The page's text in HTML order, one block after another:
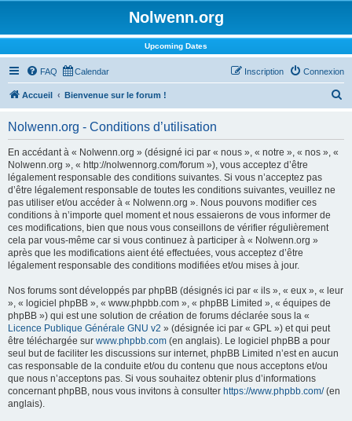
Nolwenn.org
Upcoming Dates
FAQ Calendar Connexion
Inscription
Accueil Bienvenue sur le forum !
Nolwenn.org - Conditions d’utilisation
En accédant à « Nolwenn.org » (désigné ici par « nous », « notre », « nos », «
Nolwenn.org », « http://nolwennorg.com/forum »), vous acceptez d’être
légalement responsable des conditions suivantes. Si vous n’acceptez pas
d’être légalement responsable de toutes les conditions suivantes, veuillez ne
pas utiliser et/ou accéder à « Nolwenn.org ». Nous pouvons modifier ces
conditions à n’importe quel moment et nous essaierons de vous informer de
ces modifications, bien que nous vous conseillons de vérifier régulièrement
cela par vous-même car si vous continuez à participer à « Nolwenn.org »
après que les modifications aient été effectuées, vous acceptez d’être
légalement responsable des conditions modifiées et/ou mises à jour.
Nos forums sont développés par phpBB (désignés ici par « ils », « eux », « leur
», « logiciel phpBB », « www.phpbb.com », « phpBB Limited », « équipes de
phpBB ») qui est une solution de création de forums déclarée sous la «
Licence Publique Générale GNU v2 » (désignée ici par « GPL ») et qui peut
être téléchargée sur www.phpbb.com (en anglais). Le logiciel phpBB a pour
seul but de faciliter les discussions sur internet, phpBB Limited n’est en aucun
cas responsable de la conduite et/ou du contenu que nous acceptons et/ou
que nous n’acceptons pas. Si vous souhaitez obtenir plus d’informations
concernant phpBB, nous vous invitons à consulter https://www.phpbb.com/(en
anglais).